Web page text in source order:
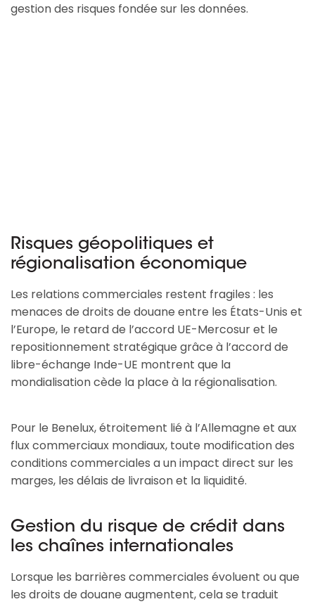
gestion des risques fondée sur les données.
Risques géopolitiques et
régionalisation économique
Les relations commerciales restent fragiles : les
menaces de droits de douane entre les États-Unis et
l’Europe, le retard de l’accord UE-Mercosur et le
repositionnement stratégique grâce à l’accord de
libre-échange Inde-UE montrent que la
mondialisation cède la place à la régionalisation.
Pour le Benelux, étroitement lié à l’Allemagne et aux
flux commerciaux mondiaux, toute modification des
conditions commerciales a un impact direct sur les
marges, les délais de livraison et la liquidité.
Gestion du risque de crédit dans
les chaînes internationales
Lorsque les barrières commerciales évoluent ou que
les droits de douane augmentent, cela se traduit